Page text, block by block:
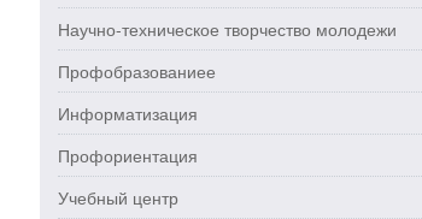
Научно-техническое творчество молодежи
Профобразованиее
Информатизация
Профориентация
Учебный центр